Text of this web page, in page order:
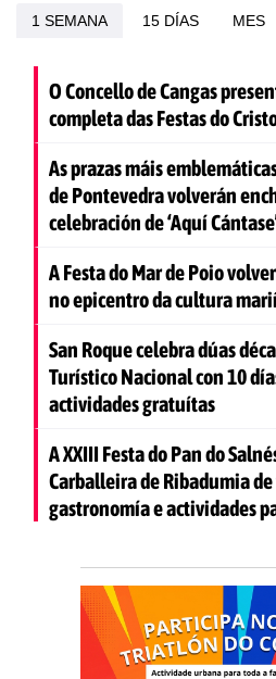
1 SEMANA 15 DÍAS MES
O Concello de Cangas
completa das Festas do
As prazas máis
de Pontevedra volverán
celebración de ‘Aquí
A Festa do Mar de Poio
no epicentro da cultura
San Roque celebra dúas
Turístico Nacional con 10
actividades gratuítas
A XXIII Festa do Pan do
Carballeira de Ribadumia
gastronomía e actividades